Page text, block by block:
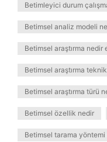
Betimleyici durum
Betimsel analiz modeli
Betimsel araştırma nedir
Betimsel araştırma
Betimsel araştırma türü
Betimsel özellik nedir
Betimsel tarama